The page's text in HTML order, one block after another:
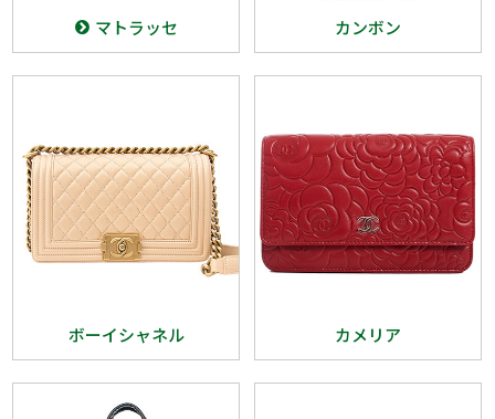
マトラッセ カンボン
ボーイシャネル カメリア